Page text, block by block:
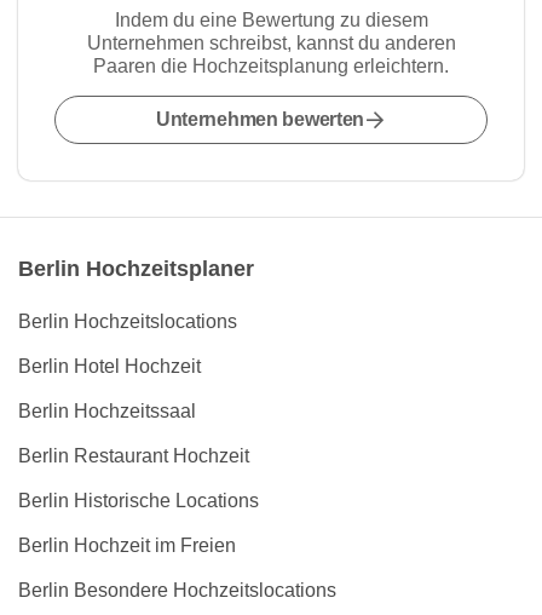
Indem du eine Bewertung zu diesem
Unternehmen schreibst, kannst du anderen
Paaren die Hochzeitsplanung erleichtern.
Unternehmen bewerten
Berlin Hochzeitsplaner
Berlin Hochzeitslocations
Berlin Hotel Hochzeit
Berlin Hochzeitssaal
Berlin Restaurant Hochzeit
Berlin Historische Locations
Berlin Hochzeit im Freien
Berlin Besondere Hochzeitslocations